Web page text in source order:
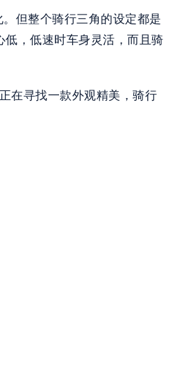
但整个骑行三角的设定都是
，低速时车身灵活，而且骑
在寻找一款外观精美，骑行